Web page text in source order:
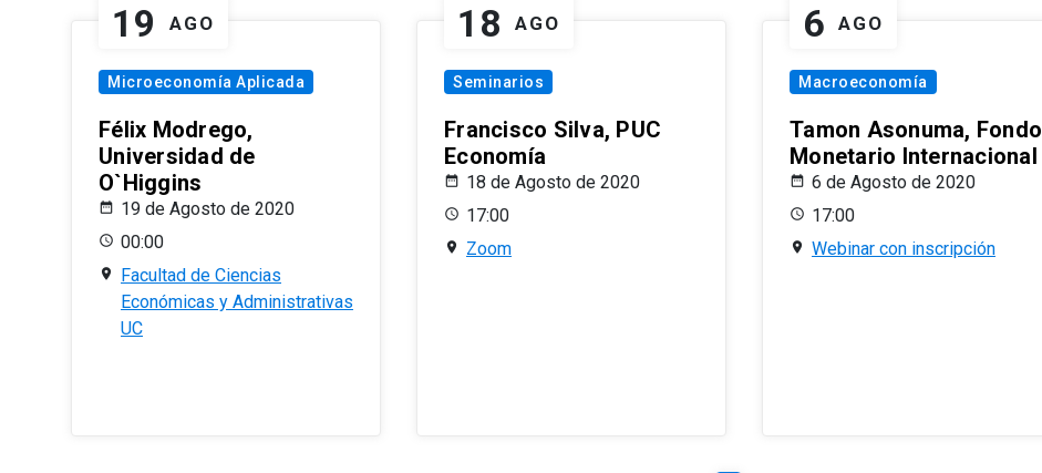
19 AGO
Microeconomía Aplicada
Félix Modrego,
Universidad de
O`Higgins
19 de Agosto de 2020
00:00
Facultad de Ciencias
Económicas y Administrativas
UC
18 AGO
Seminarios
Francisco Silva, PUC
Economía
18 de Agosto de 2020
17:00
Zoom
6 AGO
Macroeconomía
Tamon Asonuma, Fondo
Monetario Internacional
6 de Agosto de 2020
17:00
Webinar con inscripción